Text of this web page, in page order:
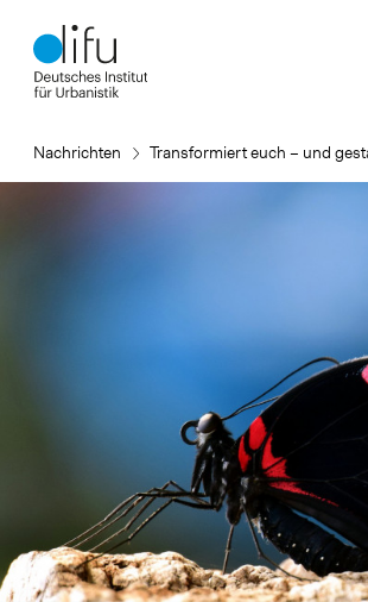
zum
Inhalt
Nachrichten Transformiert euch – und